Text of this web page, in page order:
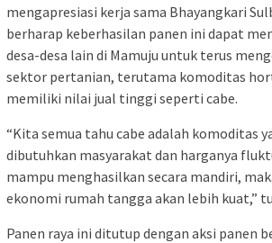
mengapresiasi kerja sama Bhayangkari
berharap keberhasilan panen ini dapat
desa-desa lain di Mamuju untuk terus
sektor pertanian, terutama komoditas
memiliki nilai jual tinggi seperti cabe.
“Kita semua tahu cabe adalah komoditas
dibutuhkan masyarakat dan harganya
mampu menghasilkan secara mandiri,
ekonomi rumah tangga akan lebih kuat,”
Panen raya ini ditutup dengan aksi panen